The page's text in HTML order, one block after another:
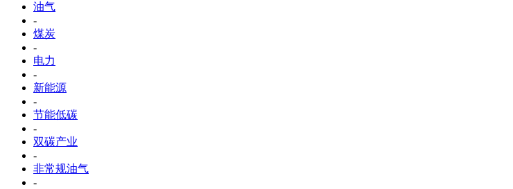
油气
-
煤炭
-
电力
-
新能源
-
节能低碳
-
双碳产业
-
非常规油气
-